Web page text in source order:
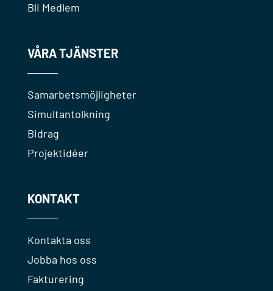
Bli Medlem
VÅRA TJÄNSTER
Samarbetsmöjligheter
Simultantolkning
Bidrag
Projektidéer
KONTAKT
Kontakta oss
Jobba hos oss
Fakturering